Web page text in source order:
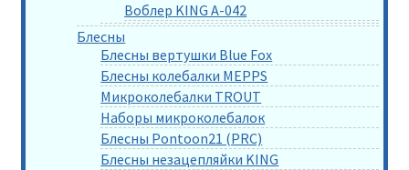
Воблер KING A-042
Блесны
Блесны вертушки Blue Fox
Блесны колебалки MEPPS
Микроколебалки TROUT
Наборы микроколебалок
Блесны Pontoon21 (PRC)
Блесны незацепляйки KING